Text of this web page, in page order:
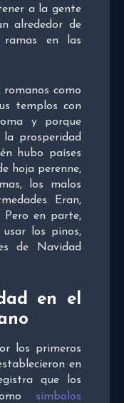
a la gente
alrededor de
ramas en las
como
templos con
y porque
prosperidad
hubo países
hoja perenne,
los malos
Eran,
Pero en parte,
los pinos,
de Navidad
en el
los primeros
en
que los
símbolos